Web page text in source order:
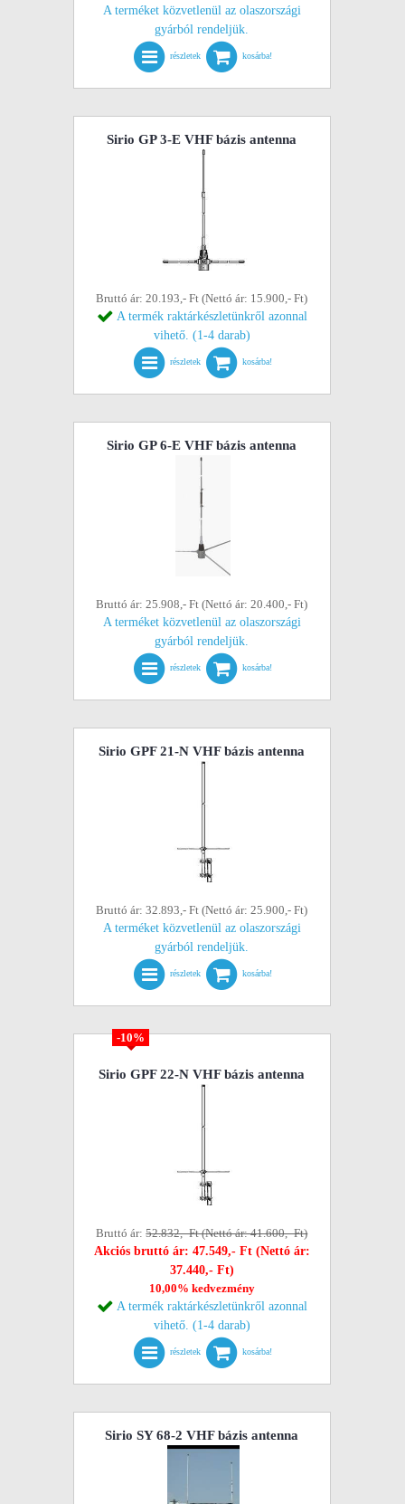
A terméket közvetlenül az olaszországi
gyárból rendeljük.
részletek kosárba!
Sirio GP 3-E VHF bázis antenna
Bruttó ár: 20.193,- Ft (Nettó ár: 15.900,- Ft)
A termék raktárkészletünkről azonnal
vihető. (1-4 darab)
részletek kosárba!
Sirio GP 6-E VHF bázis antenna
Bruttó ár: 25.908,- Ft (Nettó ár: 20.400,- Ft)
A terméket közvetlenül az olaszországi
gyárból rendeljük.
részletek kosárba!
Sirio GPF 21-N VHF bázis antenna
Bruttó ár: 32.893,- Ft (Nettó ár: 25.900,- Ft)
A terméket közvetlenül az olaszországi
gyárból rendeljük.
részletek kosárba!
-10%
Sirio GPF 22-N VHF bázis antenna
Bruttó ár:52.832,- Ft (Nettó ár: 41.600,- Ft)
Akciós bruttó ár: 47.549,- Ft (Nettó ár:
37.440,- Ft)
10,00% kedvezmény
A termék raktárkészletünkről azonnal
vihető. (1-4 darab)
részletek kosárba!
Sirio SY 68-2 VHF bázis antenna